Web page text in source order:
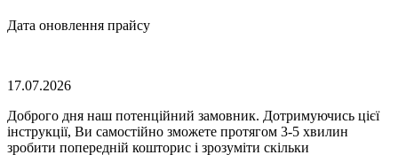
Дата оновлення прайсу
17.07.2026
Доброго дня наш потенційний замовник. Дотримуючись цієї
інструкції, Ви самостійно зможете протягом 3-5 хвилин
зробити попередній кошторис і зрозуміти скільки